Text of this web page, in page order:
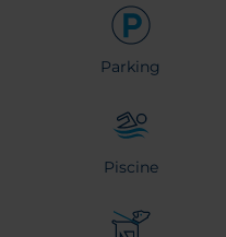
Parking
Piscine